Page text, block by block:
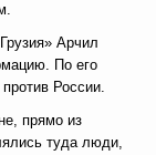
Арчил
По его
России.
прямо из
туда люди,